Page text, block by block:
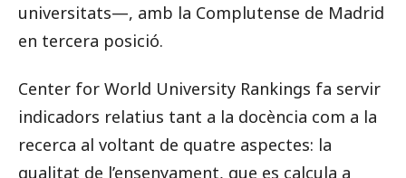
universitats—, amb la Complutense de Madrid
en tercera posició.
Center for World University Rankings fa servir
indicadors relatius tant a la docència com a la
recerca al voltant de quatre aspectes: la
qualitat de l’ensenyament, que es calcula a